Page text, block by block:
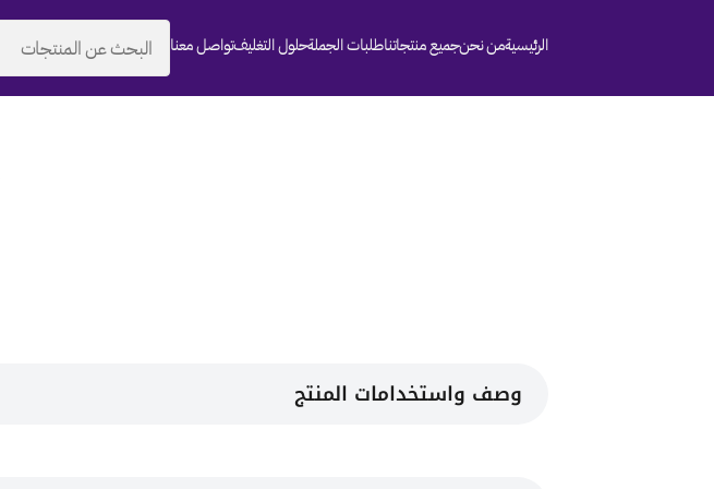
الرئيسيةمن نحنجميع منتجاتناطلبات الجملةحلول التغليفتواصل معنا
وصف واستخدامات المنتج